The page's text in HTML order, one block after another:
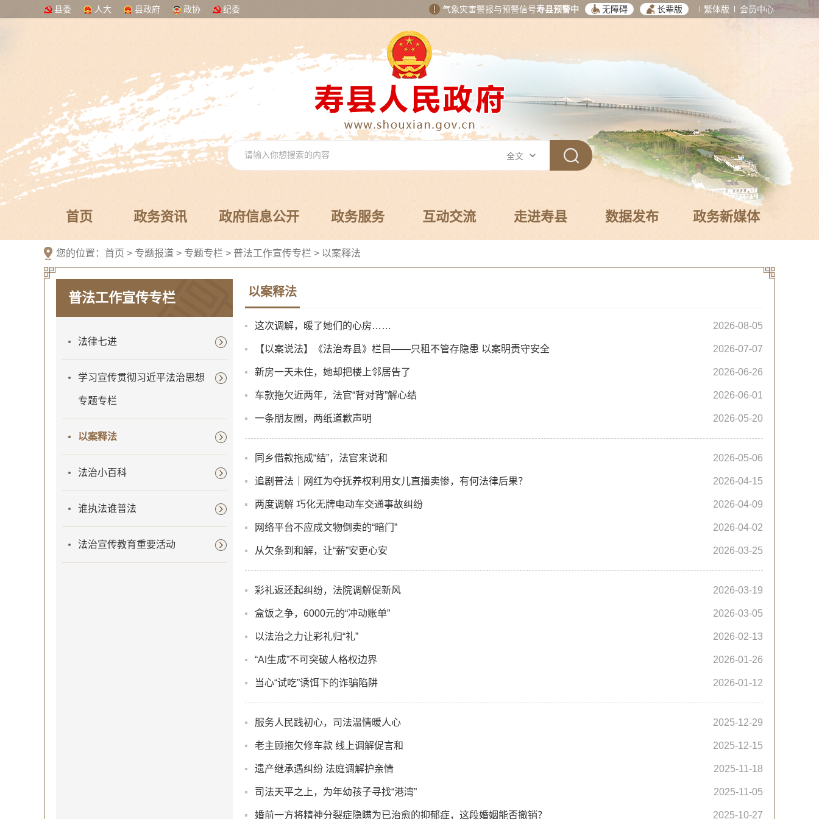
县委 人大 县政府 政协 纪委 气象灾害警报与预警信号寿县预警中 无障碍 长辈版 繁体版 会员中心
首页 政务资讯 政府信息公开 政务服务 互动交流 走进寿县 数据发布 政务新媒体
您的位置： 首页 > 专题报道 > 专题专栏 > 普法工作宣传专栏 > 以案释法
普法工作宣传专栏
法律七进
学习宣传贯彻习近平法治思想
专题专栏
以案释法
法治小百科
谁执法谁普法
法治宣传教育重要活动
以案释法
这次调解，暖了她们的心房…… 2026-08-05
【以案说法】《法治寿县》栏目——只租不管存隐患 以案明责守安全 2026-07-07
新房一天未住，她却把楼上邻居告了 2026-06-26
车款拖欠近两年，法官“背对背”解心结 2026-06-01
一条朋友圈，两纸道歉声明 2026-05-20
同乡借款拖成“结”，法官来说和 2026-05-06
追剧普法｜网红为夺抚养权利用女儿直播卖惨，有何法律后果？ 2026-04-15
两度调解 巧化无牌电动车交通事故纠纷 2026-04-09
网络平台不应成文物倒卖的“暗门” 2026-04-02
从欠条到和解，让“薪”安更心安 2026-03-25
彩礼返还起纠纷，法院调解促新风 2026-03-19
盒饭之争，6000元的“冲动账单” 2026-03-05
以法治之力让彩礼归“礼” 2026-02-13
“AI生成”不可突破人格权边界 2026-01-26
当心“试吃”诱饵下的诈骗陷阱 2026-01-12
服务人民践初心，司法温情暖人心 2025-12-29
老主顾拖欠修车款 线上调解促言和 2025-12-15
遗产继承遇纠纷 法庭调解护亲情 2025-11-18
司法天平之上，为年幼孩子寻找“港湾” 2025-11-05
婚前一方将精神分裂症隐瞒为已治愈的抑郁症，这段婚姻能否撤销？ 2025-10-27